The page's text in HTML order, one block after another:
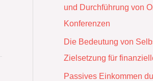
und Durchführung von
Konferenzen
Die Bedeutung von
Zielsetzung für
Passives Einkommen